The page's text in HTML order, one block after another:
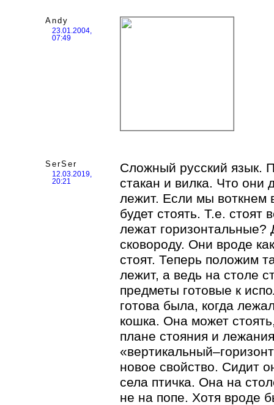
Andy
23.01.2004,
07:49
SerSer
12.03.2019,
20:21
Сложный русский язык.
стакан и вилка. Что они
лежит. Если мы воткнем
будет стоять. Т.е. стоят
лежат горизонтальные?
сковороду. Они вроде
стоят. Теперь положим
лежит, а ведь на столе
предметы готовые к
готова была, когда
кошка. Она может
плане стояния и
новое свойство. Сидит
села птичка. Она на
не на попе. Хотя вроде